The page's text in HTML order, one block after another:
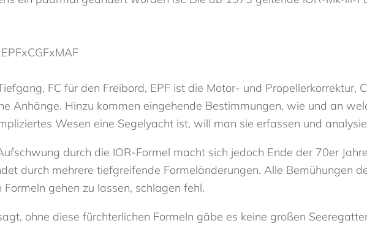
FC für den Freibord, EPF ist die Motor- und Propellerkorrektur,
Anhänge. Hinzu kommen eingehende Bestimmungen, wie und an
Wesen eine Segelyacht ist, will man sie erfassen und
durch die IOR-Formel macht sich jedoch Ende der 70er
durch mehrere tiefgreifende Formeländerungen. Alle Bemühungen
gehen zu lassen, schlagen fehl.
ohne diese fürchterlichen Formeln gäbe es keine großen